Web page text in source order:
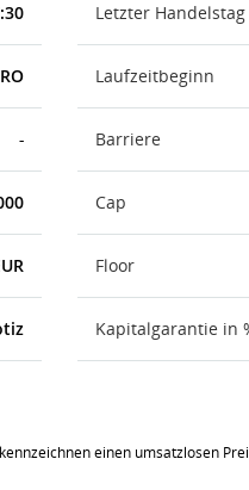
-
Letzter Handelstag
Laufzeitbeginn
Barriere
Cap
Floor
Kapitalgarantie in
einen umsatzlosen